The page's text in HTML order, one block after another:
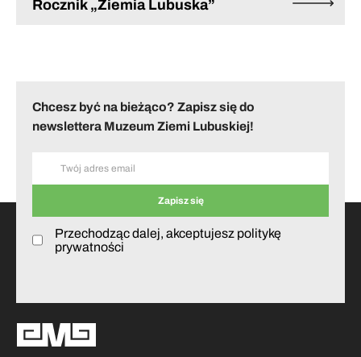
Rocznik „Ziemia Lubuska”
Chcesz być na bieżąco? Zapisz się do
newslettera Muzeum Ziemi Lubuskiej!
Przechodząc dalej, akceptujesz politykę
prywatności